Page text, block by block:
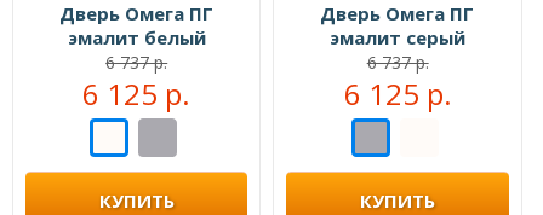
Дверь Омега ПГ
эмалит белый
6 737 р.
6 125 р.
КУПИТЬ
Дверь Омега ПГ
эмалит серый
6 737 р.
6 125 р.
КУПИТЬ